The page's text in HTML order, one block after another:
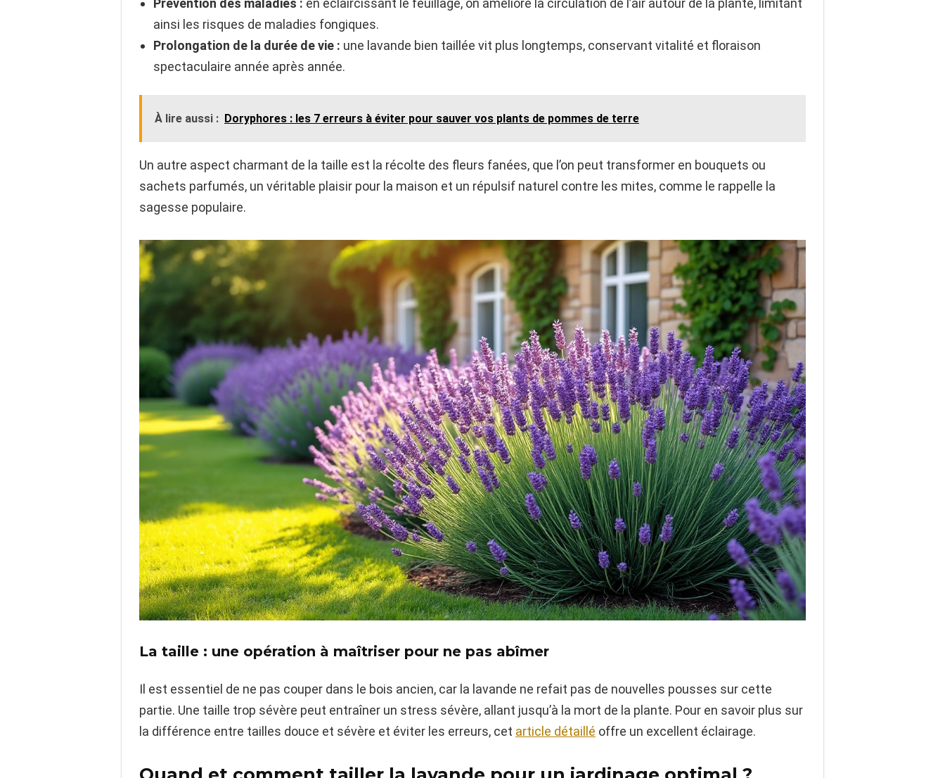
ainsi les risques de maladies fongiques.
Prolongation de la durée de vie : une lavande bien taillée vit plus longtemps, conservant vitalité et floraison
spectaculaire année après année.
À lire aussi : Doryphores : les 7 erreurs à éviter pour sauver vos plants de pommes de terre
Un autre aspect charmant de la taille est la récolte des fleurs fanées, que l’on peut transformer en bouquets ou
sachets parfumés, un véritable plaisir pour la maison et un répulsif naturel contre les mites, comme le rappelle la
sagesse populaire.
La taille : une opération à maîtriser pour ne pas abîmer
Il est essentiel de ne pas couper dans le bois ancien, car la lavande ne refait pas de nouvelles pousses sur cette
partie. Une taille trop sévère peut entraîner un stress sévère, allant jusqu’à la mort de la plante. Pour en savoir plus sur
la différence entre tailles douce et sévère et éviter les erreurs, cet article détaillé offre un excellent éclairage.